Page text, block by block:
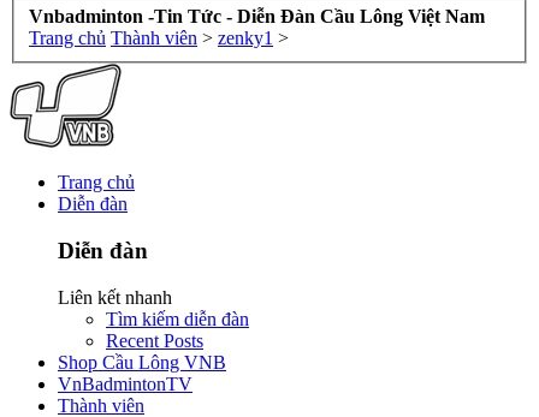
Vnbadminton -Tin Tức - Diễn Đàn Cầu Lông Việt Nam
Trang chủ Thành viên > zenky1 >
Trang chủ
Diễn đàn
Diễn đàn
Liên kết nhanh
Tìm kiếm diễn đàn
Recent Posts
Shop Cầu Lông VNB
VnBadmintonTV
Thành viên